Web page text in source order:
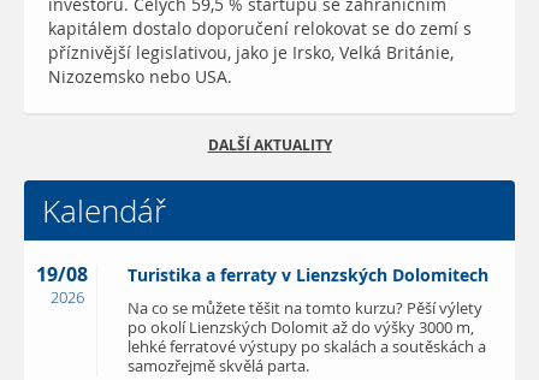
investorů. Celých 59,5 % startupů se zahraničním
kapitálem dostalo doporučení relokovat se do zemí s
příznivější legislativou, jako je Irsko, Velká Británie,
Nizozemsko nebo USA.
DALŠÍ AKTUALITY
Kalendář
19/08
2026
Turistika a ferraty v Lienzských Dolomitech
Na co se můžete těšit na tomto kurzu? Pěší výlety
po okolí Lienzských Dolomit až do výšky 3000 m,
lehké ferratové výstupy po skalách a soutěskách a
samozřejmě skvělá parta.